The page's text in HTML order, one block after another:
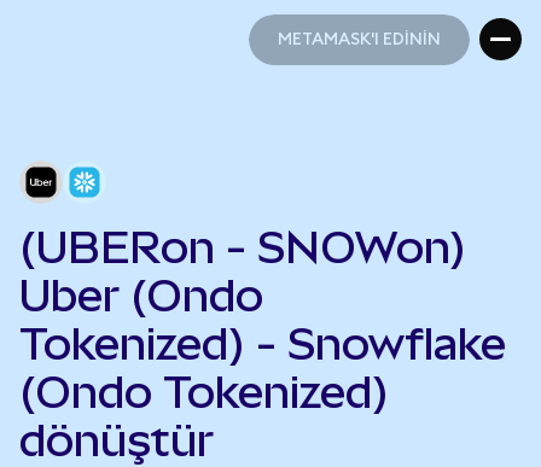
METAMASK'I EDİNİN
(UBERon - SNOWon)
Uber (Ondo
Tokenized) - Snowflake
(Ondo Tokenized)
dönüştür